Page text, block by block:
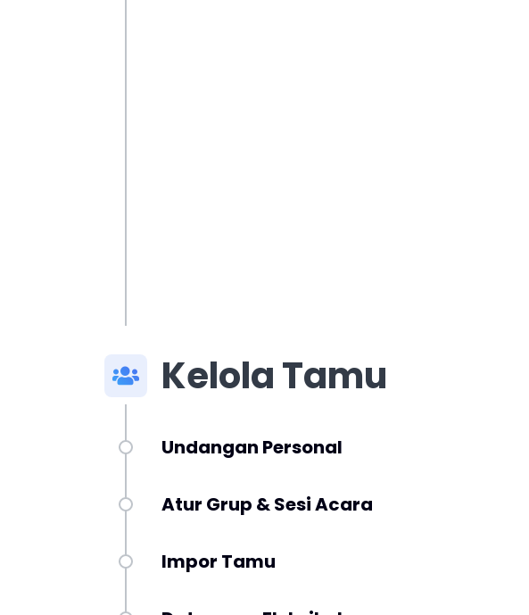
Kelola Tamu
Undangan Personal
Atur Grup & Sesi Acara
Impor Tamu